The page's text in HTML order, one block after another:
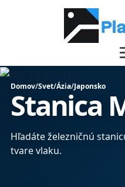
Domov/Svet/Ázia/Japonsko
Stanica
Hľadáte železničnú
tvare vlaku.